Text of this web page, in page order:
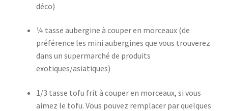
déco)
¼ tasse aubergine à couper en morceaux (de
préférence les mini aubergines que vous trouverez
dans un supermarché de produits
exotiques/asiatiques)
1/3 tasse tofu frit à couper en morceaux, si vous
aimez le tofu. Vous pouvez remplacer par quelques